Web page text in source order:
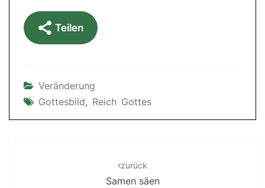
Teilen
Veränderung
Gottesbild, Reich Gottes
zurück
Samen säen